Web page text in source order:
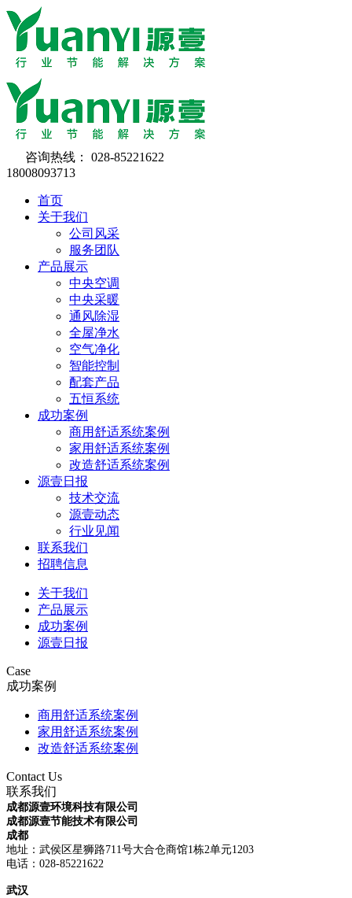
咨询热线： 028-85221622
18008093713
首页
关于我们
公司风采
服务团队
产品展示
中央空调
中央采暖
通风除湿
全屋净水
空气净化
智能控制
配套产品
五恒系统
成功案例
商用舒适系统案例
家用舒适系统案例
改造舒适系统案例
源壹日报
技术交流
源壹动态
行业见闻
联系我们
招聘信息
关于我们
产品展示
成功案例
源壹日报
Case
成功案例
商用舒适系统案例
家用舒适系统案例
改造舒适系统案例
Contact Us
联系我们
成都源壹环境科技有限公司
成都源壹节能技术有限公司
成都
地址：武侯区星狮路711号大合仓商馆1栋2单元1203
电话：028-85221622
武汉